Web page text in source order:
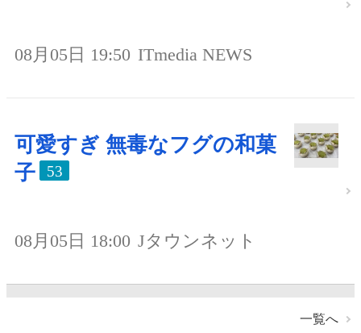
08月05日 19:50 ITmedia NEWS
可愛すぎ 無毒なフグの和菓
子
53
08月05日 18:00 Jタウンネット
一覧へ